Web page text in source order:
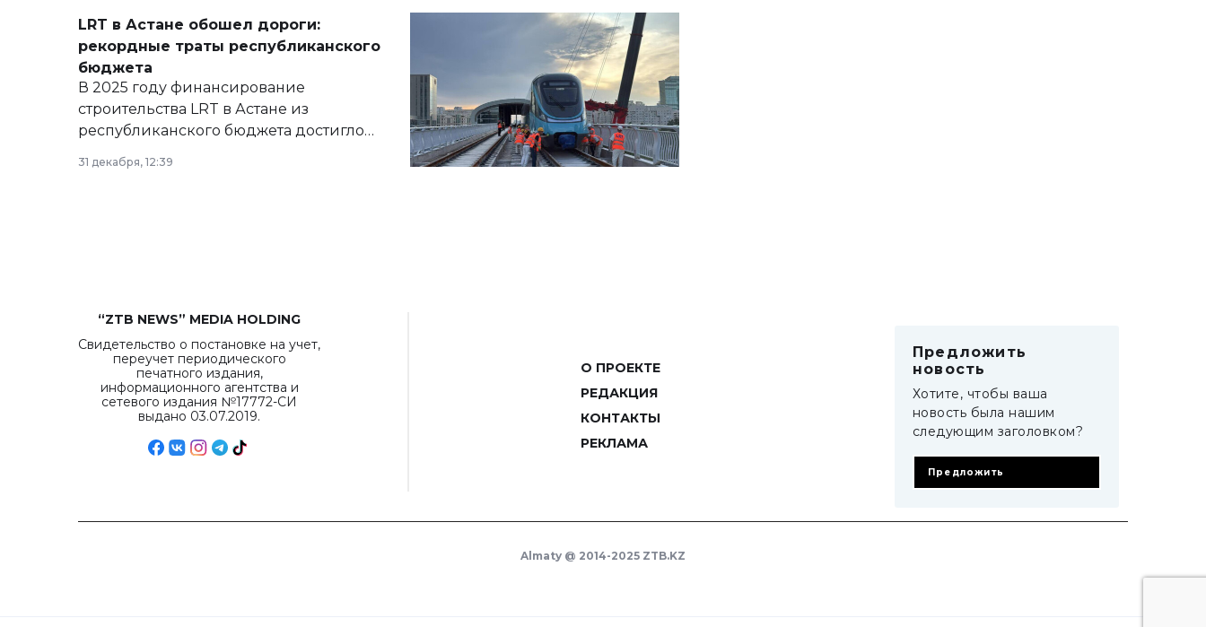
LRT в Астане обошел дороги:
рекордные траты республиканского
бюджета
В 2025 году финансирование
строительства LRT в Астане из
республиканского бюджета достигло
рекордных объемов.
31 декабря, 12:39
“ZTB NEWS” MEDIA HOLDING
Свидетельство о постановке на учет,
переучет периодического
печатного издания,
информационного агентства и
сетевого издания №17772-СИ
выдано 03.07.2019.
О ПРОЕКТЕ
РЕДАКЦИЯ
КОНТАКТЫ
РЕКЛАМА
Предложить
новость
Хотите, чтобы ваша
новость была нашим
следующим заголовком?
Предложить
Almaty @ 2014-2025 ZTB.KZ